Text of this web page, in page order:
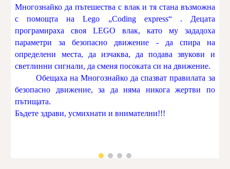
Многознайко да пътешества с влак и тя стана възможна
с помощта на Lego „Coding express“ . Децата
програмираха своя LEGO влак, като му зададоха
параметри за безопасно движение - да спира на
определени места, да изчаква, да подава звукови и
светлинни сигнали, да сменя посоката си на движение.
Обещаха на Многознайко да спазват правилата за
безопасно движение, за да няма никога жертви по
пътищата.
Бъдете здрави, усмихнати и внимателни!!!